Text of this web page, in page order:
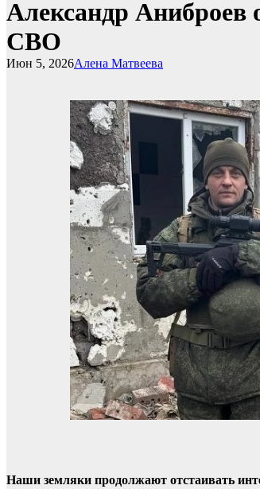
Александр Аниброев
СВО
Алена Матвеева
Июн 5, 2026
Наши земляки продолжают отстаивать